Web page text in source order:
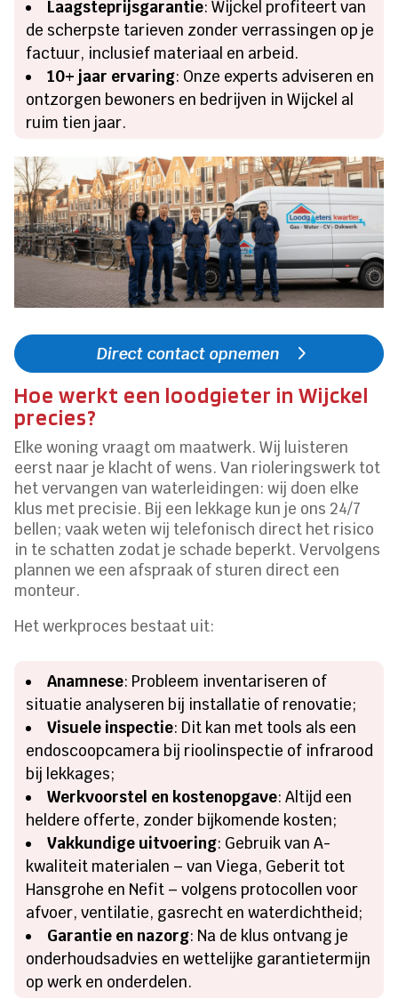
Laagsteprijsgarantie: Wijckel profiteert van
de scherpste tarieven zonder verrassingen op je
factuur, inclusief materiaal en arbeid.
10+ jaar ervaring: Onze experts adviseren en
ontzorgen bewoners en bedrijven in Wijckel al
ruim tien jaar.
Direct contact opnemen
Hoe werkt een loodgieter in Wijckel
precies?
Elke woning vraagt om maatwerk. Wij luisteren
eerst naar je klacht of wens. Van rioleringswerk tot
het vervangen van waterleidingen: wij doen elke
klus met precisie. Bij een lekkage kun je ons 24/7
bellen; vaak weten wij telefonisch direct het risico
in te schatten zodat je schade beperkt. Vervolgens
plannen we een afspraak of sturen direct een
monteur.
Het werkproces bestaat uit:
Anamnese: Probleem inventariseren of
situatie analyseren bij installatie of renovatie;
Visuele inspectie: Dit kan met tools als een
endoscoopcamera bij rioolinspectie of infrarood
bij lekkages;
Werkvoorstel en kostenopgave: Altijd een
heldere offerte, zonder bijkomende kosten;
Vakkundige uitvoering: Gebruik van A-
kwaliteit materialen – van Viega, Geberit tot
Hansgrohe en Nefit – volgens protocollen voor
afvoer, ventilatie, gasrecht en waterdichtheid;
Garantie en nazorg: Na de klus ontvang je
onderhoudsadvies en wettelijke garantietermijn
op werk en onderdelen.